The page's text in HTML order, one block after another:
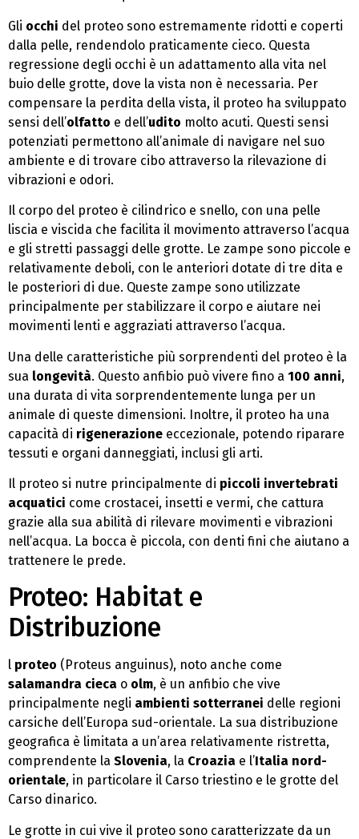
Gli occhi del proteo sono estremamente ridotti e coperti
dalla pelle, rendendolo praticamente cieco. Questa
regressione degli occhi è un adattamento alla vita nel
buio delle grotte, dove la vista non è necessaria. Per
compensare la perdita della vista, il proteo ha sviluppato
sensi dell’olfatto e dell’udito molto acuti. Questi sensi
potenziati permettono all’animale di navigare nel suo
ambiente e di trovare cibo attraverso la rilevazione di
vibrazioni e odori.
Il corpo del proteo è cilindrico e snello, con una pelle
liscia e viscida che facilita il movimento attraverso l’acqua
e gli stretti passaggi delle grotte. Le zampe sono piccole e
relativamente deboli, con le anteriori dotate di tre dita e
le posteriori di due. Queste zampe sono utilizzate
principalmente per stabilizzare il corpo e aiutare nei
movimenti lenti e aggraziati attraverso l’acqua.
Una delle caratteristiche più sorprendenti del proteo è la
sua longevità. Questo anfibio può vivere fino a 100 anni,
una durata di vita sorprendentemente lunga per un
animale di queste dimensioni. Inoltre, il proteo ha una
capacità di rigenerazione eccezionale, potendo riparare
tessuti e organi danneggiati, inclusi gli arti.
Il proteo si nutre principalmente di piccoli invertebrati
acquatici come crostacei, insetti e vermi, che cattura
grazie alla sua abilità di rilevare movimenti e vibrazioni
nell’acqua. La bocca è piccola, con denti fini che aiutano a
trattenere le prede.
Proteo: Habitat e
Distribuzione
l proteo (Proteus anguinus), noto anche come
salamandra cieca o olm, è un anfibio che vive
principalmente negli ambienti sotterranei delle regioni
carsiche dell’Europa sud-orientale. La sua distribuzione
geografica è limitata a un’area relativamente ristretta,
comprendente la Slovenia, la Croazia e l’Italia nord-
orientale, in particolare il Carso triestino e le grotte del
Carso dinarico.
Le grotte in cui vive il proteo sono caratterizzate da un